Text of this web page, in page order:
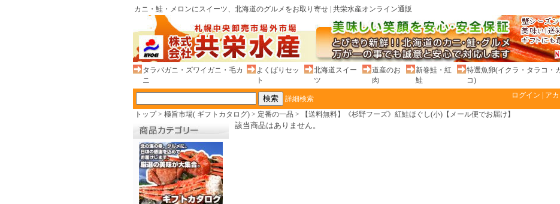
カニ・鮭・メロンにスイーツ、北海道のグルメをお取り寄せ | 共栄水産オンライン通販
タラバガニ・ズワイガニ・毛カ
ニ
よくばりセッ
ト
北海道スイー
ツ
道産のお
肉
新巻鮭・紅
鮭
特選魚卵(イクラ・タラコ・
コ)
詳細検索 ログイン ア
トップ> 極旨市場( ギフトカタログ) > 定番の一品 > 【送料無料】《杉野フーズ》紅鮭ほぐし(小)【メール便でお届け】
該当商品はありません。